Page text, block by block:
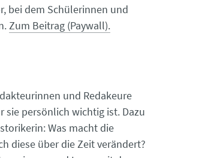
bei dem Schülerinnen und
Zum Beitrag (Paywall).
und Redakeure
sie persönlich wichtig ist. Dazu
Was macht die
diese über die Zeit verändert?